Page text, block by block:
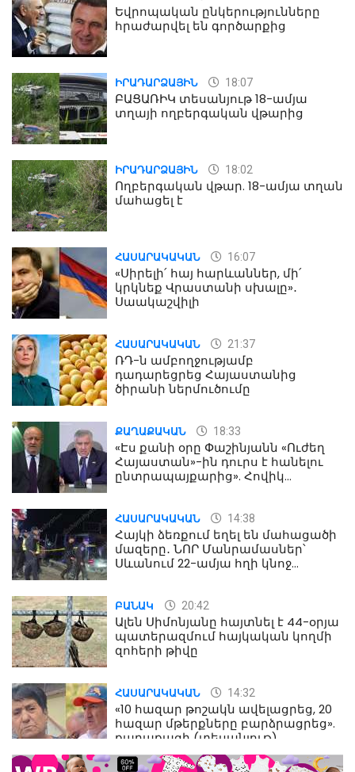
Եվրոպական ընկերությունները
հրաժարվել են գործարքից
ԻՐԱԴԱՐՁԱՅԻՆ 18:07
ԲԱՑԱՌԻԿ տեսանյութ 18-ամյա
տղայի ողբերգական վթարից
ԻՐԱԴԱՐՁԱՅԻՆ 18:02
Ողբերգական վթար. 18-ամյա տղան
մահացել է
ՀԱՍԱՐԱԿԱԿԱՆ 16:07
«Սիրելի՛ հայ հարևաններ, մի՛
կրկնեք Վրաստանի սխալը»․
Սաակաշվիլի
ՀԱՍԱՐԱԿԱԿԱՆ 21:37
ՌԴ-ն ամբողջությամբ
դադարեցրեց Հայաստանից
ծիրանի ներմուծումը
ՔԱՂԱՔԱԿԱՆ 18:33
«Էս քանի օրը Փաշինյանն «Ուժեղ
Հայաստան»-ին դուրս է հանելու
ընտրապայքարից». Հովիկ
ՀԱՍԱՐԱԿԱԿԱՆ 14:38
Հայկի ձեռքում եղել են մահացածի
մազերը․ ՆՈՐ Մանրամասներ՝
Սևանում 22-ամյա հղի կնոջ
ԲԱՆԱԿ 20:42
Ալեն Սիմոնյանը հայտնել է 44-օրյա
պատերազմում հայկական կողմի
զոհերի թիվը
ՀԱՍԱՐԱԿԱԿԱՆ 14:32
«10 հազար թոշակն ավելացրեց, 20
հազար մթերքները բարձրացրեց».
քաղաքացի (տեսանյութ)